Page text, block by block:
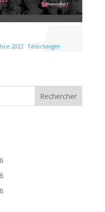
2022 Télécharger
Rechercher